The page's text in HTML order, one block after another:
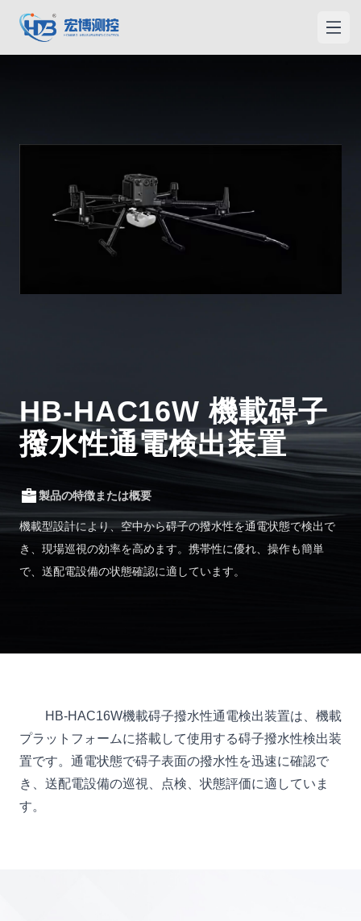
宏博測控
メニ
HB-HAC16W 機載碍子
撥水性通電検出装置
製品の特徴または概要
機載型設計により、空中から碍子の撥水性を通電状態で検出で
き、現場巡視の効率を高めます。携帯性に優れ、操作も簡単
で、送配電設備の状態確認に適しています。
HB-HAC16W機載碍子撥水性通電検出装置は、機載
プラットフォームに搭載して使用する碍子撥水性検出装
置です。通電状態で碍子表面の撥水性を迅速に確認で
き、送配電設備の巡視、点検、状態評価に適していま
す。